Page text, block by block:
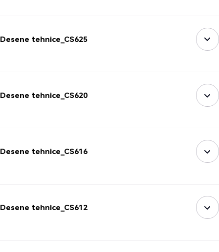
Desene tehnice_CS625
Desene tehnice_CS620
Desene tehnice_CS616
Desene tehnice_CS612